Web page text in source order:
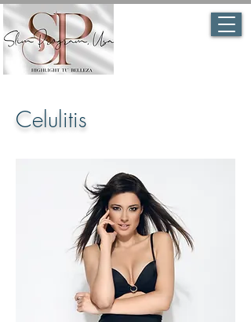
Celulitis